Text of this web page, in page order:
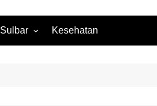
Sulbar Kesehatan